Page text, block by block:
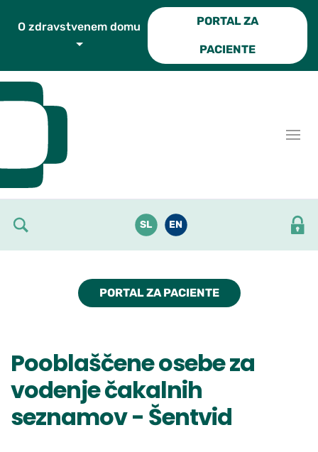
PORTAL ZA
PACIENTE
SL EN
PORTAL ZA PACIENTE
Pooblaščene osebe za
vodenje čakalnih
seznamov - Šentvid